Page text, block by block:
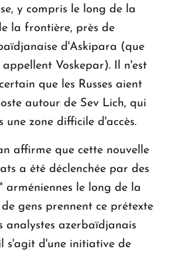
y compris le long de la
la frontière, près de
d'Askipara (que
appellent Voskepar). Il n'est
que les Russes aient
autour de Sev Lich, qui
une zone difficile d'accès.
affirme que cette nouvelle
a été déclenchée par des
arméniennes le long de la
gens prennent ce prétexte
analystes azerbaïdjanais
s'agit d'une initiative de